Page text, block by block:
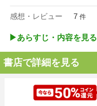
感想・レビュー 7 件
▶︎あらすじ・内容を見る
書店で詳細を見る